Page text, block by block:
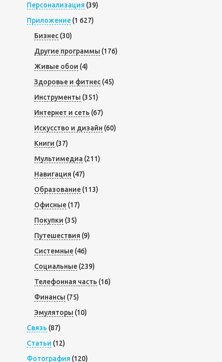
Персонализация (39)
Приложение(1 627)
Бизнес(30)
Другие программы (176)
Живые обои (4)
Здоровье и фитнес(45)
Инструменты (351)
Интернет и сеть (67)
Искусство и дизайн (60)
Книги (37)
Мультимедиа (211)
Навигация (47)
Образование(113)
Офисные(17)
Покупки (35)
Путешествия (9)
Системные(46)
Социальные(239)
Телефонная часть (16)
Финансы (75)
Эмуляторы (10)
Связь (87)
Статьи (12)
Фотография (120)